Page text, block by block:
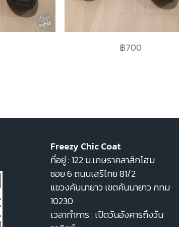
฿700
Freezy Chic Coat
ที่อยู่ : 122 ม.เกษราคลาสิกโฮม
ซอย 6 ถนนเสรีไทย 81/2
แขวงคันนายาว เขตคันนายาว กทม
10230
เวลาทำการ : เปิดวันอังคารถึงวัน